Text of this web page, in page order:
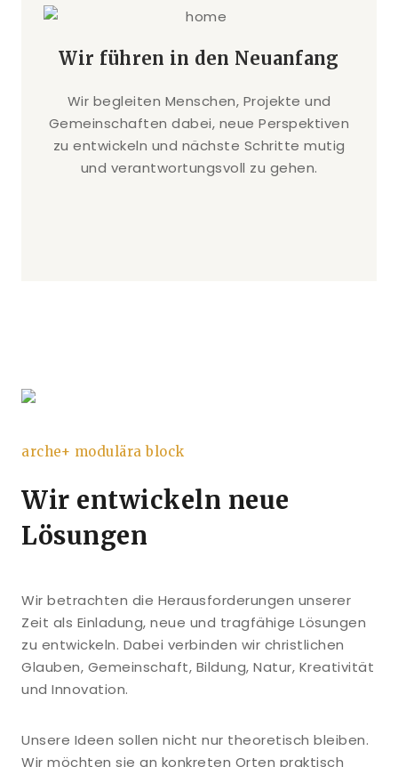
Wir führen in den Neuanfang
Wir begleiten Menschen, Projekte und
Gemeinschaften dabei, neue Perspektiven
zu entwickeln und nächste Schritte mutig
und verantwortungsvoll zu gehen.
arche+ modulära block
Wir entwickeln neue
Lösungen
Wir betrachten die Herausforderungen unserer
Zeit als Einladung, neue und tragfähige Lösungen
zu entwickeln. Dabei verbinden wir christlichen
Glauben, Gemeinschaft, Bildung, Natur, Kreativität
und Innovation.
Unsere Ideen sollen nicht nur theoretisch bleiben.
Wir möchten sie an konkreten Orten praktisch